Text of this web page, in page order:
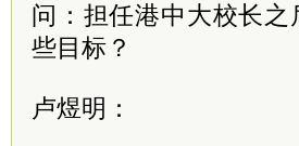
问：担任港中大校长
些目标？
卢煜明：